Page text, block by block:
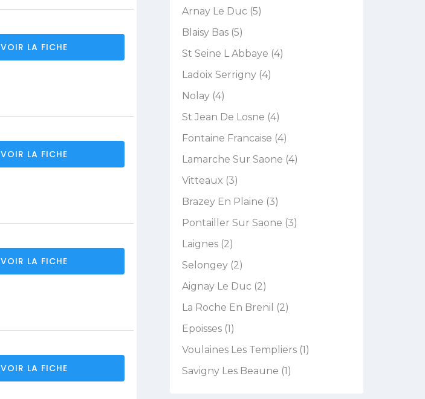
VOIR LA FICHE
VOIR LA FICHE
VOIR LA FICHE
VOIR LA FICHE
Arnay Le Duc (5)
Blaisy Bas (5)
St Seine L Abbaye (4)
Ladoix Serrigny (4)
Nolay (4)
St Jean De Losne (4)
Fontaine Francaise (4)
Lamarche Sur Saone (4)
Vitteaux (3)
Brazey En Plaine (3)
Pontailler Sur Saone (3)
Laignes (2)
Selongey (2)
Aignay Le Duc (2)
La Roche En Brenil (2)
Epoisses (1)
Voulaines Les Templiers (1)
Savigny Les Beaune (1)